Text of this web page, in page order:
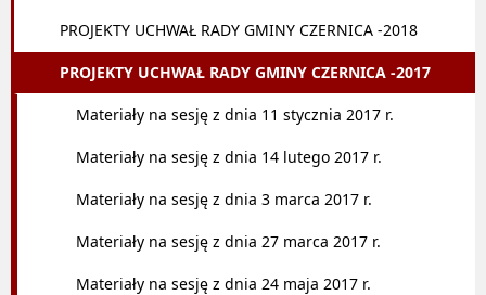
PROJEKTY UCHWAŁ RADY GMINY CZERNICA -2018
PROJEKTY UCHWAŁ RADY GMINY CZERNICA -2017
Materiały na sesję z dnia 11 stycznia 2017 r.
Materiały na sesję z dnia 14 lutego 2017 r.
Materiały na sesję z dnia 3 marca 2017 r.
Materiały na sesję z dnia 27 marca 2017 r.
Materiały na sesję z dnia 24 maja 2017 r.